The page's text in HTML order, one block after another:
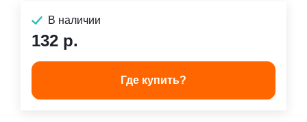
В наличии
132 р.
Где купить?